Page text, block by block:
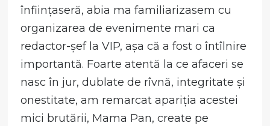
înființaseră, abia ma familiarizasem cu
organizarea de evenimente mari ca
redactor-șef la VIP, așa că a fost o întîlnire
importantă. Foarte atentă la ce afaceri se
nasc în jur, dublate de rîvnă, integritate și
onestitate, am remarcat apariția acestei
mici brutării, Mama Pan, create pe